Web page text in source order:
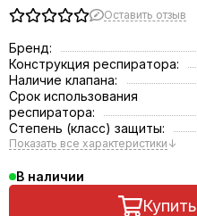
Оставить отзыв
Бренд:
Конструкция респиратора:
Наличие клапана:
Срок использования
респиратора:
Степень (класс) защиты:
Показать все характеристики ↓
В наличии
Купить